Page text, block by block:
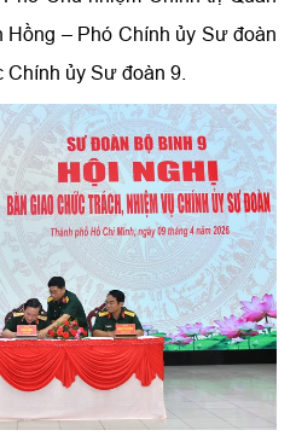
– Phó Chính ủy Sư đoàn
ủy Sư đoàn 9.